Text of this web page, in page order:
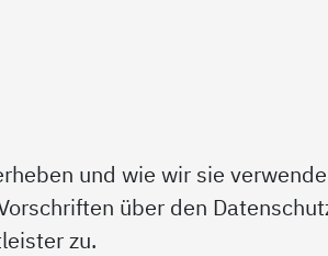
und wie wir sie
über den
zu.